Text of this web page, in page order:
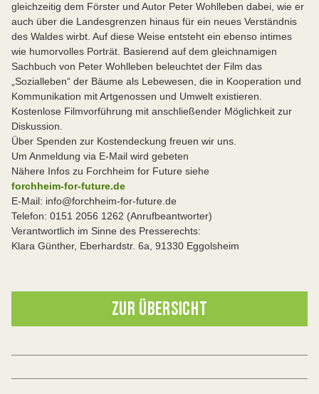
gleichzeitig dem Förster und Autor Peter Wohlleben dabei, wie er
auch über die Landesgrenzen hinaus für ein neues Verständnis
des Waldes wirbt. Auf diese Weise entsteht ein ebenso intimes
wie humorvolles Porträt. Basierend auf dem gleichnamigen
Sachbuch von Peter Wohlleben beleuchtet der Film das
„Sozialleben“ der Bäume als Lebewesen, die in Kooperation und
Kommunikation mit Artgenossen und Umwelt existieren.
Kostenlose Filmvorführung mit anschließender Möglichkeit zur
Diskussion.
Über Spenden zur Kostendeckung freuen wir uns.
Um Anmeldung via E-Mail wird gebeten
Nähere Infos zu Forchheim for Future siehe
forchheim-for-future.de
E-Mail: info@forchheim-for-future.de
Telefon: 0151 2056 1262 (Anrufbeantworter)
Verantwortlich im Sinne des Presserechts:
Klara Günther, Eberhardstr. 6a, 91330 Eggolsheim
ZUR ÜBERSICHT